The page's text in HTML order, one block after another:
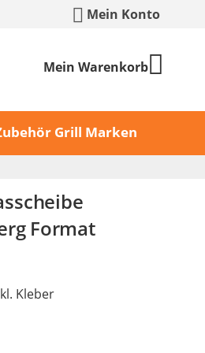
Mein Konto
Mein Warenkorb
Grill Marken
Format
Kleber